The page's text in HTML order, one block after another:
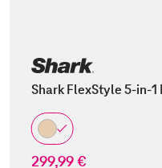
Shark FlexStyle 5-in-1
299,99 €